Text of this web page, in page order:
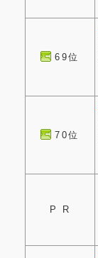
69位
70位
P R